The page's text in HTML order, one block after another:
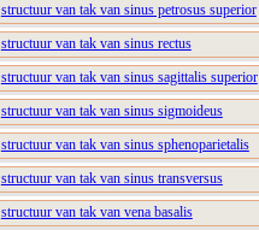
structuur van tak van sinus petrosus superior
structuur van tak van sinus rectus
structuur van tak van sinus sagittalis superior
structuur van tak van sinus sigmoideus
structuur van tak van sinus sphenoparietalis
structuur van tak van sinus transversus
structuur van tak van vena basalis